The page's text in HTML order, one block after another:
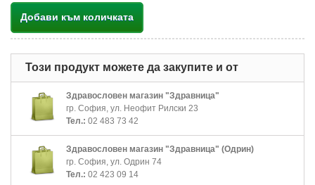
Добави към количката
Този продукт можете да закупите и от
Здравословен магазин "Здравница"
гр. София, ул. Неофит Рилски 23
Тел.: 02 483 73 42
Здравословен магазин "Здравница" (Одрин)
гр. София, ул. Одрин 74
Тел.: 02 423 09 14